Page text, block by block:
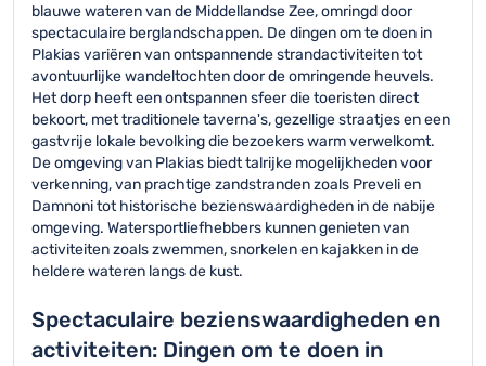
blauwe wateren van de Middellandse Zee, omringd door
spectaculaire berglandschappen. De dingen om te doen in
Plakias variëren van ontspannende strandactiviteiten tot
avontuurlijke wandeltochten door de omringende heuvels.
Het dorp heeft een ontspannen sfeer die toeristen direct
bekoort, met traditionele taverna's, gezellige straatjes en een
gastvrije lokale bevolking die bezoekers warm verwelkomt.
De omgeving van Plakias biedt talrijke mogelijkheden voor
verkenning, van prachtige zandstranden zoals Preveli en
Damnoni tot historische bezienswaardigheden in de nabije
omgeving. Watersportliefhebbers kunnen genieten van
activiteiten zoals zwemmen, snorkelen en kajakken in de
heldere wateren langs de kust.
Spectaculaire bezienswaardigheden en
activiteiten: Dingen om te doen in